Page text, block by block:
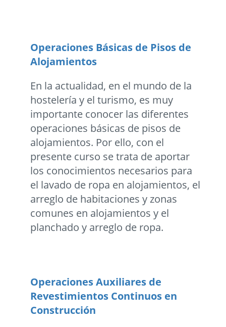
Operaciones Básicas de Pisos de
Alojamientos
En la actualidad, en el mundo de la
hostelería y el turismo, es muy
importante conocer las diferentes
operaciones básicas de pisos de
alojamientos. Por ello, con el
presente curso se trata de aportar
los conocimientos necesarios para
el lavado de ropa en alojamientos, el
arreglo de habitaciones y zonas
comunes en alojamientos y el
planchado y arreglo de ropa.
Operaciones Auxiliares de
Revestimientos Continuos en
Construcción